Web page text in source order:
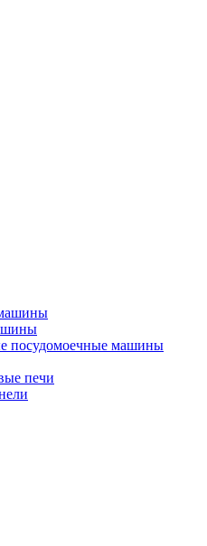
посудомоечные машины
печи